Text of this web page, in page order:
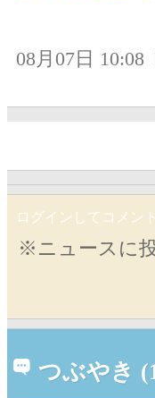
08月07日 10:08
ログインしてコメン
※ニュースに
つぶやき